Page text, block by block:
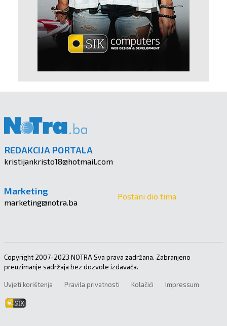
REDAKCIJA PORTALA
kristijankristo18@hotmail.com
Marketing
marketing@notra.ba
Postani dio tima
Copyright 2007-2023 NOTRA Sva prava zadržana. Zabranjeno
preuzimanje sadržaja bez dozvole izdavača.
Uvjeti korištenja Pravila privatnosti Kolačići Impressum